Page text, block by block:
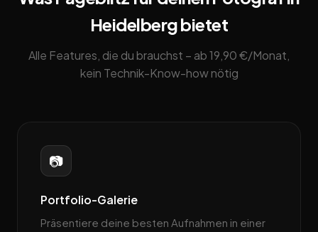
Heidelberg bietet
Alle Features, die du brauchst – ab 19,90 €/Monat,
kein Technik-Know-how nötig
📷
Portfolio-Galerie
Präsentiere deine besten Aufnahmen in einer